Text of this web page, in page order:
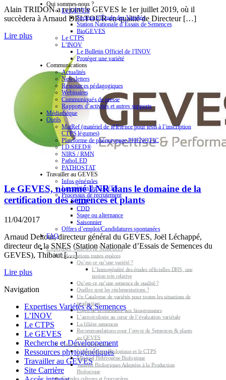
Alain TRIDON a rejoint le GEVES le 1er juillet 2019, où il
succèdera à Arnaud DELTOUR en qualité de Directeur […]
Lire plus
Le GEVES, nommé LNR dans le domaine de la
certification des semences et plants
11/04/2017
Arnaud Deltour, directeur général du GEVES, Joël Léchappé,
directeur de la SNES (Station Nationale d’Essais de Semences du
GEVES), Thibaut […]
Lire plus
Navigation
Expertises Variétés & Semences
L’INOV
Le CTPS
Le GEVES
Recherche et Développement
Ressources phytogénétiques
Travailler au GEVES
Site Carrière
Qui sommes-nous ?
Le GEVES
Secteur d’Étude des Variétés
Station Nationale d’Essais de Semences
BioGEVES
Le CTPS
L’INOV
Le Bulletin Officiel de l’INOV
Protéger une variété
Communications
Actualités
Newsletters
Ressources pédagogiques
Webinaires
Communiqués de presse
Rapports d’activités et autres supports
Médiathèque
Outils
MatRef (matériel de référence pour tests à l’inscription
CTPS légumes)
Plateforme de phénotypage PHENOTIC
I.D.SEED®
NIRS / RMN
PathoLED
PATHOSTAT
Travailler au GEVES
Infos générales
Les métiers du GEVES
Processus de recrutement
CDI
CDD
Stage ou alternance
Saisonnier
Offres d’emploi/Candidatures spontanées
FAQ
Expertises Variétés & Semences
Informations toutes espèces
Qu’est-ce qu’une variété ?
L’homogénéité des études officielles DHS, une
notion très relative
Qu’est-ce qu’une semence de qualité ?
Quelles sont les réglementations ?
Un Catalogue de variétés pour toutes les situations de
production
Enjeu de la résistance aux bioagresseurs
L’agroécologie au cœur de l’évaluation variétale
La filière semences
Recommandations pour l’envoi de Semences & plants
au GEVES
Agriculture Biologique
L’Agriculture Biologique et le CTPS
Matériel Hétérogène Biologique
Variétés Biologiques Adaptées à la Production
Biologique
Grandes cultures et fourragères